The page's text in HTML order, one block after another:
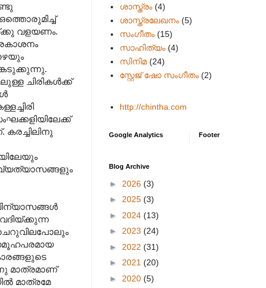
വളയണം.
ചിരികൾക്ക്
മാത്രമാണ്
മാത്രമേ
ശാസ്ത്രം (4)
ശാസ്ത്രലേഖനം (5)
സംഗീതം (15)
സാഹിത്യം (4)
സിനിമ (24)
സ്റ്റേജ് ഷോ സംഗീതം (2)
http://chintha.com
Google Analytics Footer
Blog Archive
► 2026 (3)
► 2025 (3)
► 2024 (13)
► 2023 (24)
► 2022 (31)
► 2021 (20)
► 2020 (5)